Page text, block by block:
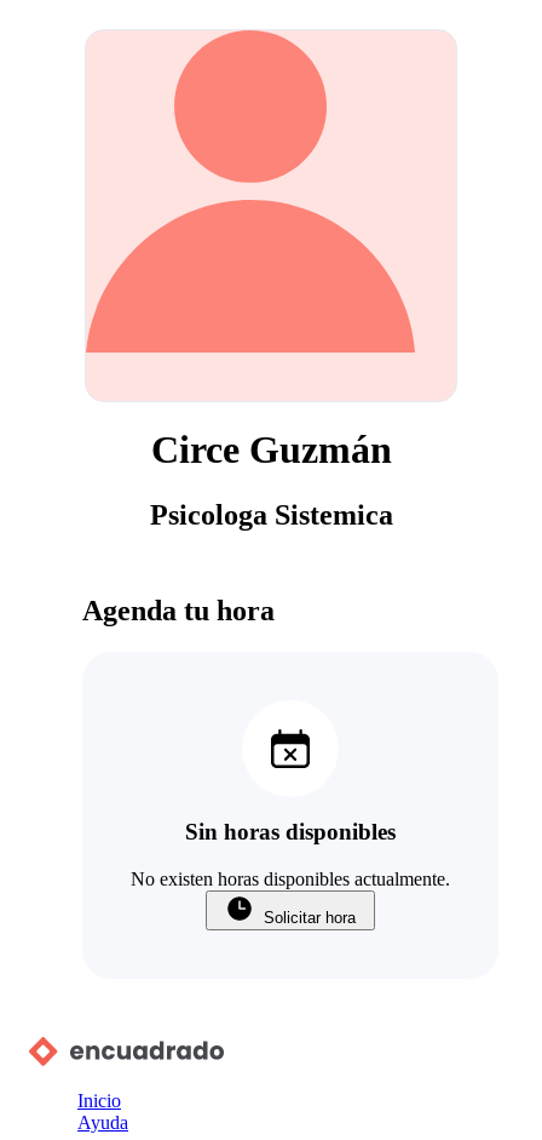
Circe Guzmán
Psicologa Sistemica
Agenda tu hora
Sin horas disponibles
No existen horas disponibles actualmente.
Solicitar hora
Inicio
Ayuda